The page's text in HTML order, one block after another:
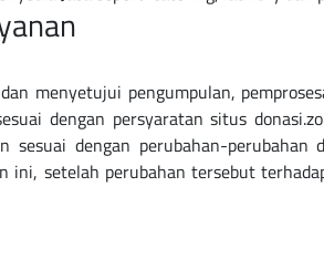
menyetujui pengumpulan,
dengan persyaratan situs
sesuai dengan perubahan-
ini, setelah perubahan tersebut